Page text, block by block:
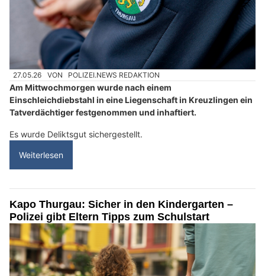
27.05.26 VON POLIZEI.NEWS REDAKTION
Am Mittwochmorgen wurde nach einem
Einschleichdiebstahl in eine Liegenschaft in Kreuzlingen ein
Tatverdächtiger festgenommen und inhaftiert.
Es wurde Deliktsgut sichergestellt.
Weiterlesen
Kapo Thurgau: Sicher in den Kindergarten –
Polizei gibt Eltern Tipps zum Schulstart